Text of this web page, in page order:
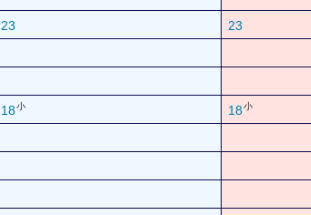
23
23
18小 18小